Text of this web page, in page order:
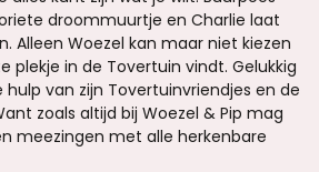
droommuurtje en Charlie laat
Alleen Woezel kan maar niet kiezen
plekje in de Tovertuin vindt. Gelukkig
hulp van zijn Tovertuinvriendjes en de
zoals altijd bij Woezel & Pip mag
meezingen met alle herkenbare